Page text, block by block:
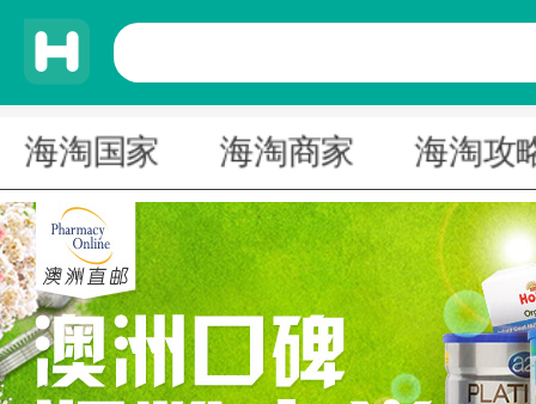
海淘国家 海淘商家 海淘攻